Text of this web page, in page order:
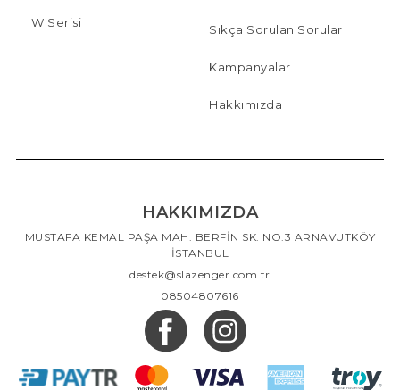
W Serisi Sıkça Sorulan Sorular
Kampanyalar
Hakkımızda
HAKKIMIZDA
MUSTAFA KEMAL PAŞA MAH. BERFİN SK. NO:3 ARNAVUTKÖY
İSTANBUL
destek@slazenger.com.tr
08504807616